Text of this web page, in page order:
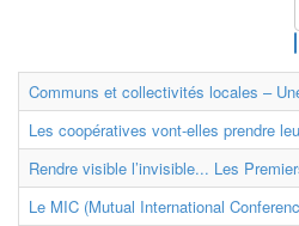
Communs et collectivités locales –
Les coopératives vont-elles prendre
Rendre visible l’invisible... Les
Le MIC (Mutual International